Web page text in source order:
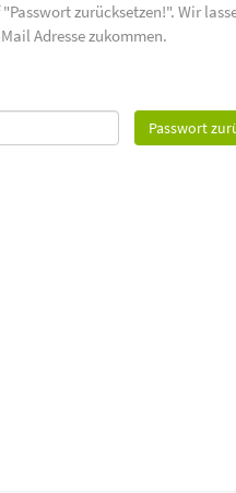
zurücksetzen!". Wir
Adresse zukommen.
Passwort